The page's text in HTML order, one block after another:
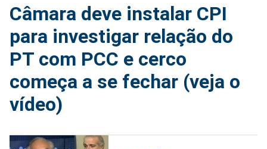
Câmara deve instalar CPI
para investigar relação do
PT com PCC e cerco
começa a se fechar (veja o
vídeo)